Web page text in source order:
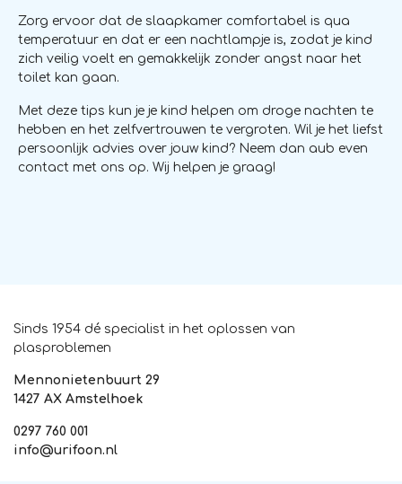
Zorg ervoor dat de slaapkamer comfortabel is qua
temperatuur en dat er een nachtlampje is, zodat je kind
zich veilig voelt en gemakkelijk zonder angst naar het
toilet kan gaan.
Met deze tips kun je je kind helpen om droge nachten te
hebben en het zelfvertrouwen te vergroten. Wil je het liefst
persoonlijk advies over jouw kind? Neem dan aub even
contact met ons op. Wij helpen je graag!
Sinds 1954 dé specialist in het oplossen van
plasproblemen
Mennonietenbuurt 29
1427 AX Amstelhoek
0297 760 001
info@urifoon.nl